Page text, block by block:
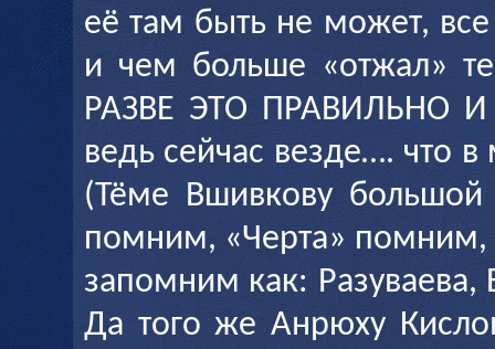
её там быть не может,
и чем больше «отжал»
РАЗВЕ ЭТО ПРАВИЛЬНО
ведь сейчас везде…. что в
(Тёме Вшивкову
помним, «Черта» помним,
запомним как: Разуваева,
Да того же Анрюху